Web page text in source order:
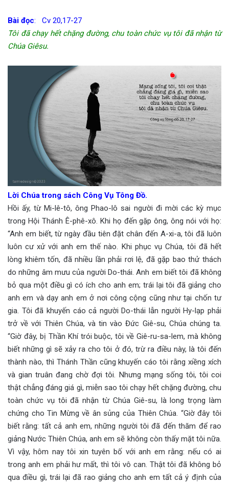
Bài đọc: Cv 20,17-27
Tôi đã chạy hết chặng đường, chu toàn chức vụ tôi đã nhận từ
Chúa Giêsu.
Lời Chúa trong sách Công Vụ Tông Đồ.
Hồi ấy, từ Mi-lê-tô, ông Phao-lô sai người đi mời các kỳ mục
trong Hội Thánh Ê-phê-xô. Khi họ đến gặp ông, ông nói với họ:
“Anh em biết, từ ngày đầu tiên đặt chân đến A-xi-a, tôi đã luôn
luôn cư xử với anh em thế nào. Khi phục vụ Chúa, tôi đã hết
lòng khiêm tốn, đã nhiều lần phải rơi lệ, đã gặp bao thử thách
do những âm mưu của người Do-thái. Anh em biết tôi đã không
bỏ qua một điều gì có ích cho anh em; trái lại tôi đã giảng cho
anh em và dạy anh em ở nơi công cộng cũng như tại chốn tư
gia. Tôi đã khuyến cáo cả người Do-thái lẫn người Hy-lạp phải
trở về với Thiên Chúa, và tin vào Đức Giê-su, Chúa chúng ta.
“Giờ đây, bị Thần Khí trói buộc, tôi về Giê-ru-sa-lem, mà không
biết những gì sẽ xảy ra cho tôi ở đó, trừ ra điều này, là tôi đến
thành nào, thì Thánh Thần cũng khuyến cáo tôi rằng xiềng xích
và gian truân đang chờ đợi tôi. Nhưng mạng sống tôi, tôi coi
thật chẳng đáng giá gì, miễn sao tôi chạy hết chặng đường, chu
toàn chức vụ tôi đã nhận từ Chúa Giê-su, là long trọng làm
chứng cho Tin Mừng về ân sủng của Thiên Chúa. “Giờ đây tôi
biết rằng: tất cả anh em, những người tôi đã đến thăm để rao
giảng Nước Thiên Chúa, anh em sẽ không còn thấy mặt tôi nữa.
Vì vậy, hôm nay tôi xin tuyên bố với anh em rằng: nếu có ai
trong anh em phải hư mất, thì tôi vô can. Thật tôi đã không bỏ
qua điều gì, trái lại đã rao giảng cho anh em tất cả ý định của